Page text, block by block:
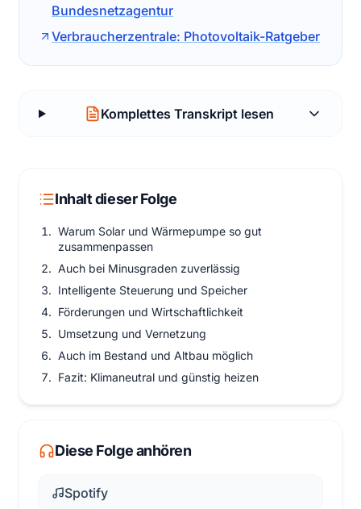
Bundesnetzagentur
Verbraucherzentrale: Photovoltaik-Ratgeber
Komplettes Transkript lesen
Inhalt dieser Folge
Warum Solar und Wärmepumpe so gut
zusammenpassen
Auch bei Minusgraden zuverlässig
Intelligente Steuerung und Speicher
Förderungen und Wirtschaftlichkeit
Umsetzung und Vernetzung
Auch im Bestand und Altbau möglich
Fazit: Klimaneutral und günstig heizen
Diese Folge anhören
Spotify